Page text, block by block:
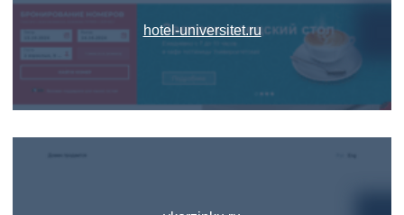
hotel-universitet.ru